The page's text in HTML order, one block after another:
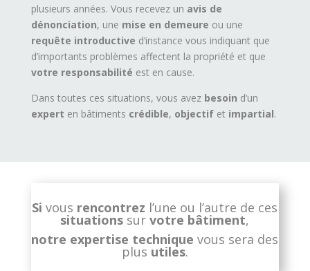
plusieurs années. Vous recevez un avis de
dénonciation, une mise en demeure ou une
requête introductive d’instance vous indiquant que
d’importants problèmes affectent la propriété et que
votre responsabilité est en cause.
Dans toutes ces situations, vous avez besoin d’un
expert en bâtiments crédible, objectifet impartial.
Si vous rencontrez l’une ou l’autre de ces
situations survotre bâtiment,
notre expertise technique vous sera des
plus utiles.